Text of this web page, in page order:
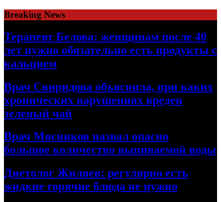
Skip
to
content
Breaking News
Терапевт Белова: женщинам после 40
лет нужно обязательно есть продукты с
кальцием
Врач Свиридова объяснила, при каких
хронических нарушениях вреден
зеленый чай
Врач Мясников назвал опасно
большое количество выпиваемой воды
Диетолог Жиляев: регулярно есть
жидкие горячие блюда не нужно